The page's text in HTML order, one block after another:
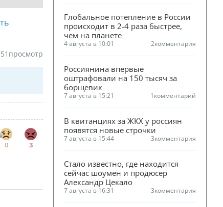
просмотр
0 3
Глобальное потепление в России
происходит в 2-4 раза быстрее,
чем на планете
4 августа в 10:01 2комментария
Россиянина впервые
оштрафовали на 150 тысяч за
борщевик
7 августа в 15:21 1комментарий
В квитанциях за ЖКХ у россиян
появятся новые строчки
7 августа в 15:44 3комментария
Стало известно, где находится
сейчас шоумен и продюсер
Александр Цекало
7 августа в 16:31 3комментария